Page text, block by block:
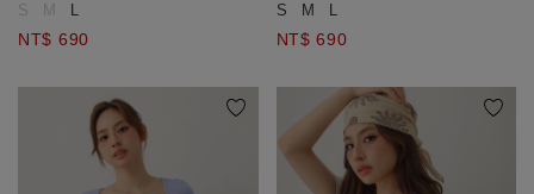
S M L
NT$ 690
S M L
NT$ 690